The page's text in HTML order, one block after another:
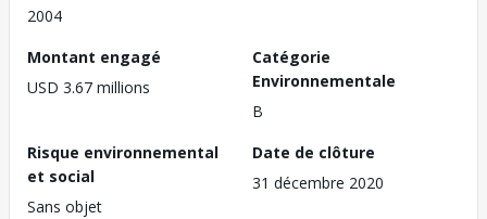
2004
Montant engagé
USD 3.67 millions
Catégorie
Environnementale
B
Risque environnemental
et social
Sans objet
Date de clôture
31 décembre 2020